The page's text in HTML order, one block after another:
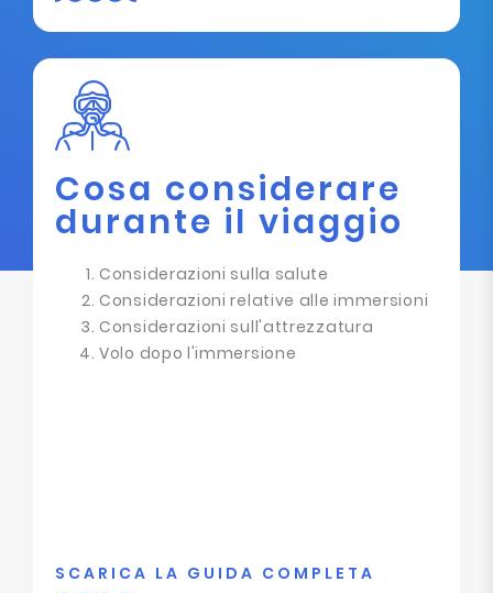
Cosa considerare
durante il viaggio
Considerazioni sulla salute
Considerazioni relative alle immersioni
Considerazioni sull'attrezzatura
Volo dopo l'immersione
SCARICA LA GUIDA COMPLETA